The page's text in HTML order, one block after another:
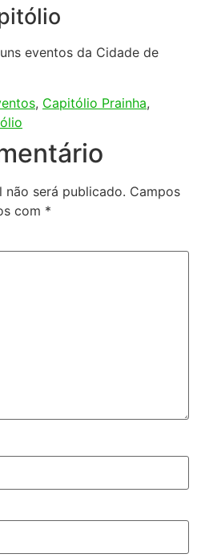
eventos da Cidade de
, Capitólio Prainha,
não será publicado. Campos
com *